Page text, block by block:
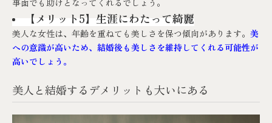
【メリット5】生涯にわたって綺麗
美人な女性は、年齢を重ねても美しさを保つ傾向があります。 美
への意識が高いため、結婚後も美しさを維持してくれる可能性が
高いでしょう。
美人と結婚するデメリットも大いにある